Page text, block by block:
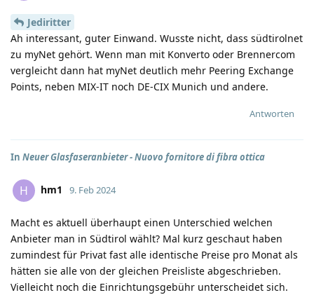
Jediritter
Ah interessant, guter Einwand. Wusste nicht, dass südtirolnet
zu myNet gehört. Wenn man mit Konverto oder Brennercom
vergleicht dann hat myNet deutlich mehr Peering Exchange
Points, neben MIX-IT noch DE-CIX Munich und andere.
Antworten
In Neuer Glasfaseranbieter - Nuovo fornitore di fibra ottica
H hm1 9. Feb 2024
Macht es aktuell überhaupt einen Unterschied welchen
Anbieter man in Südtirol wählt? Mal kurz geschaut haben
zumindest für Privat fast alle identische Preise pro Monat als
hätten sie alle von der gleichen Preisliste abgeschrieben.
Vielleicht noch die Einrichtungsgebühr unterscheidet sich.